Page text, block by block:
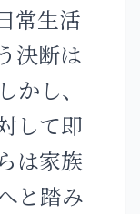
常生活
決断は
し、
して即
は家族
と踏み